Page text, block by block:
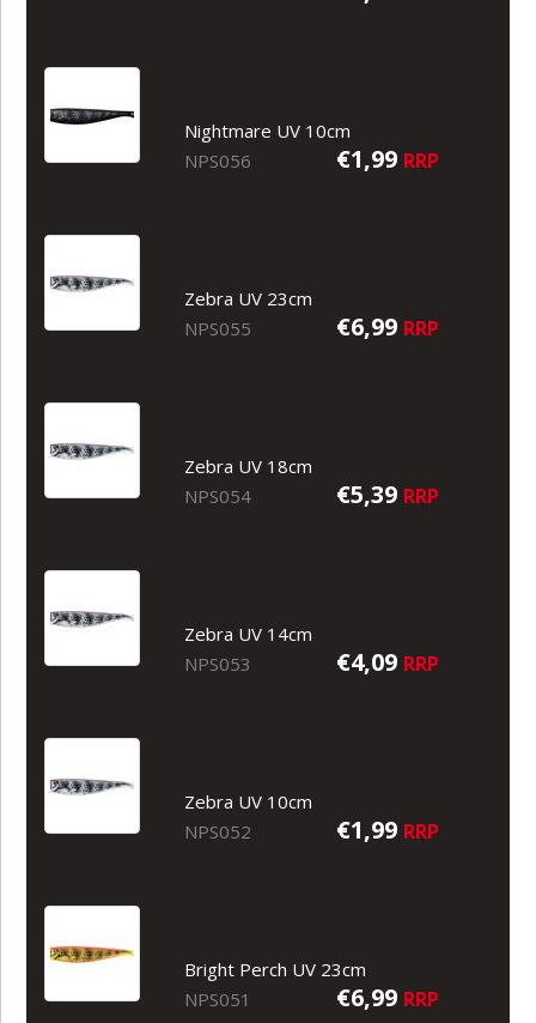
Nightmare UV 10cm
NPS056
€1,99 RRP
Zebra UV 23cm
NPS055
€6,99 RRP
Zebra UV 18cm
NPS054
€5,39 RRP
Zebra UV 14cm
NPS053
€4,09 RRP
Zebra UV 10cm
NPS052
€1,99 RRP
Bright Perch UV 23cm
NPS051
€6,99 RRP